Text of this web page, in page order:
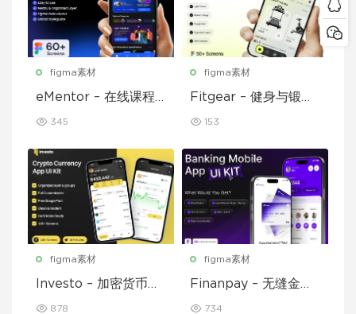
figma素材
eMentor – 在线课程
UI Kit
345
figma素材
Fitgear – 健身与锻炼
153
figma素材
Investo – 加密货币应
878
figma素材
Finanpay – 无缝金融
734